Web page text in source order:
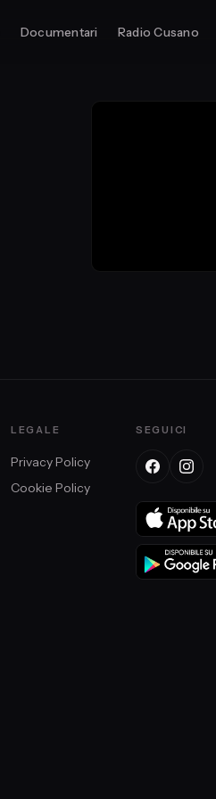
Documentari Radio Cusano
LEGALE
Privacy Policy
Cookie Policy
SEGUICI